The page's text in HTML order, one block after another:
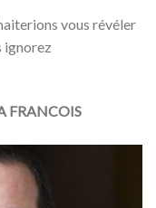
vous révéler
ignorez
FRANCOIS